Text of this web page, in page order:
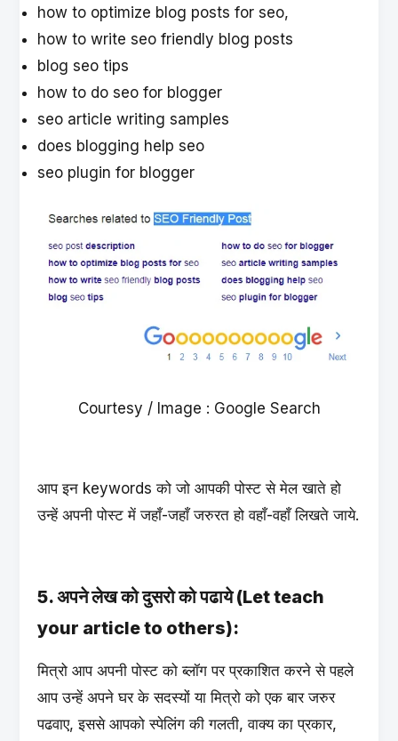
how to optimize blog posts for seo,
how to write seo friendly blog posts
blog seo tips
how to do seo for blogger
seo article writing samples
does blogging help seo
seo plugin for blogger
Courtesy / Image : Google Search
आप इन keywords को जो आपकी पोस्ट से मेल खाते हो
उन्हें अपनी पोस्ट में जहाँ-जहाँ जरुरत हो वहाँ-वहाँ लिखते जाये.
5. अपने लेख को दुसरो को पढाये (Let teach
your article to others):
मित्रो आप अपनी पोस्ट को ब्लॉग पर प्रकाशित करने से पहले
आप उन्हें अपने घर के सदस्यों या मित्रो को एक बार जरुर
पढवाए, इससे आपको स्पेलिंग की गलती, वाक्य का प्रकार,